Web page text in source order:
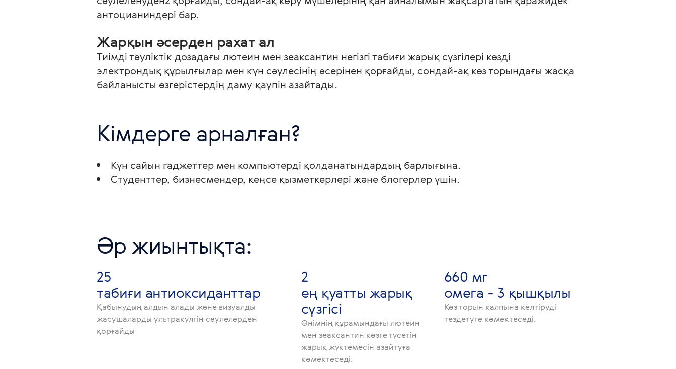
антоцианиндері бар.
Жарқын әсерден рахат ал
Тиімді тәуліктік дозадағы лютеин мен зеаксантин негізгі табиғи жарық сүзгілері көзді
электрондық құрылғылар мен күн сәулесінің әсерінен қорғайды, сондай-ақ көз торындағы жасқа
байланысты өзгерістердің даму қаупін азайтады.
Кімдерге арналған?
Күн сайын гаджеттер мен компьютерді қолданатындардың барлығына.
Студенттер, бизнесмендер, кеңсе қызметкерлері және блогерлер үшін.
Әр жиынтықта:
25
табиғи антиоксиданттар
Қабынудың алдын алады және визуалды
жасушаларды ультракүлгін сәулелерден
қорғайды
2
ең қуатты жарық
сүзгісі
Өнімнің құрамындағы лютеин
мен зеаксантин көзге түсетін
жарық жүктемесін азайтуға
көмектеседі.
660 мг
омега - 3 қышқылы
Көз торын қалпына келтіруді
тездетуге көмектеседі.